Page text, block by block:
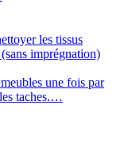
les tissus
imprégnation)
une fois par
taches.…